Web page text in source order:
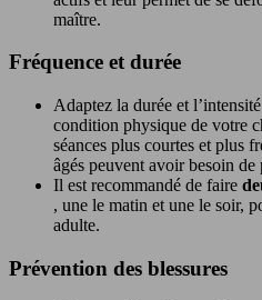
maître.
Fréquence et durée
Adaptez la durée et
condition physique de votre
séances plus courtes et plus
âgés peuvent avoir besoin de
Il est recommandé de faire
, une le matin et une le soir,
adulte.
Prévention des blessures